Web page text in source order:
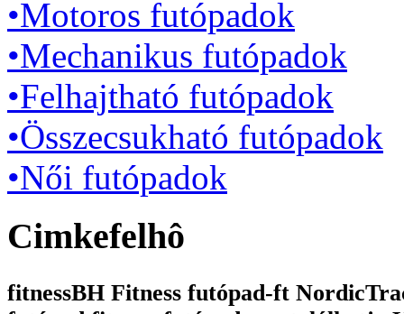
•Motoros futópadok
•Mechanikus futópadok
•Felhajtható futópadok
•Összecsukható futópadok
•Női futópadok
Cimkefelhô
fitnessBH Fitness futópad-ft